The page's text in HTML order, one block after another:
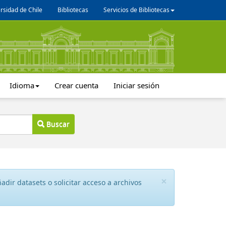
de Chile Bibliotecas Servicios de Bibliotecas
Idioma Crear cuenta Iniciar sesión
Buscar
×
datasets o solicitar acceso a archivos